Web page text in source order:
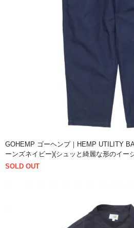
GOHEMP ゴーヘンプ｜HEMP UTILITY
ーンズネイビー)(シュッと綺麗な形のイー
SOLD OUT